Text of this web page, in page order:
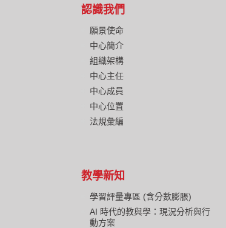
認識我們
願景使命
中心簡介
組織架構
中心主任
中心成員
中心位置
法規彙編
教學新知
學習評量專區 (含分數膨脹)
AI 時代的教與學：現況分析與行
動方案